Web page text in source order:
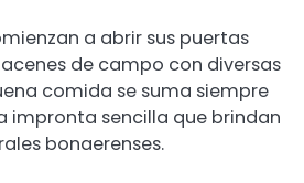
a abrir sus puertas
de campo con diversas
comida se suma siempre
impronta sencilla que brindan
bonaerenses.